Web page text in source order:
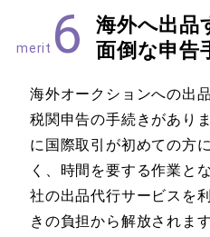
merit 6
海外へ出品
面倒な申告
海外オークションへの出
税関申告の手続きがあり
に国際取引が初めての方
く、時間を要する作業と
社の出品代行サービスを
きの負担から解放されます